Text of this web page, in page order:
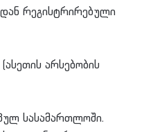
რეგისტრირებული
არსებობის
სასამართლოში.